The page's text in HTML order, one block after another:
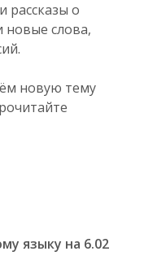
рассказы о
новые слова,
новую тему
языку на 6.02